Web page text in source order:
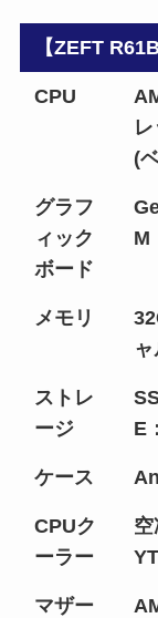
【ZEFT
CPU
(
グラフ
ィック
ボード
M
メモリ
ストレ
ージ
E
ケース
CPUク
ーラー
マザー